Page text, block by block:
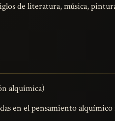
de literatura, música,
alquímica)
en el pensamiento